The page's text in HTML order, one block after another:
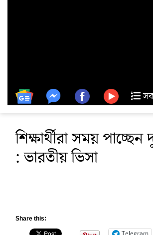
শিক্ষার্থীরা সময় পাচ্ছেন
: ভারতীয় ভিসা
Share this: